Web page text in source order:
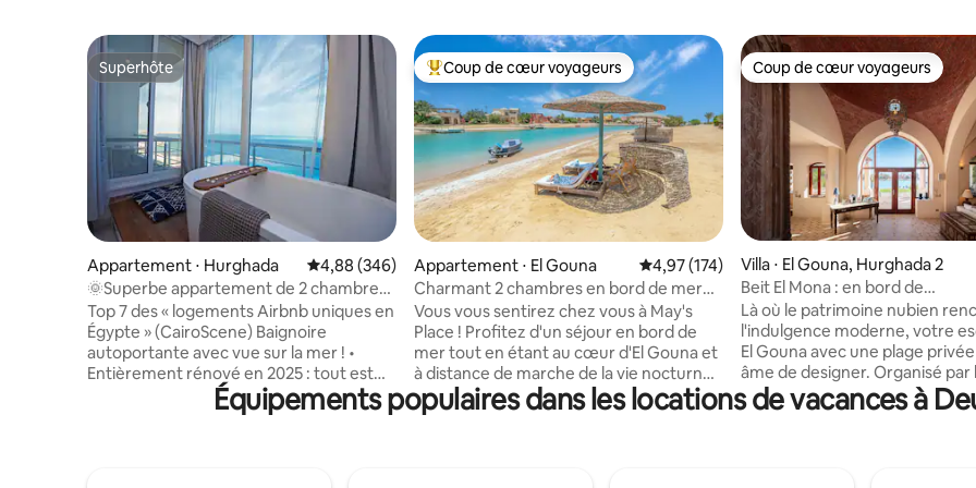
Superhôte
Superhôte
Appartement ⋅ Hurghada Évaluation moyenne sur la base de 346 commentaires : 4,88 sur 5
4,88 (346)
🌞Superbe appartement de 2 chambres
avec vue sur la mer dans le ❤️
d'Hurghada
Top 7 des « logements Airbnb uniques en
Égypte » (CairoScene) Baignoire
autoportante avec vue sur la mer ! •
Entièrement rénové en 2025 : tout est
neuf et élégant • Vue imprenable sur la
mer : depuis le balcon, le lit, le canapé, la
Coups de cœur voyageurs les plus appréciés
Coup de cœur voyageurs
Appartement ⋅ El Gouna Évaluation moyenne sur la base de 174
4,97 (174)
Charmant 2 chambres en bord de mer
dans le centre de Gouna
Vous vous sentirez chez vous à May's
Place ! Profitez d'un séjour en bord de
mer tout en étant au cœur d'El Gouna et
à distance de marche de la vie nocturne
animée et des restaurants.
L'appartement confortable de 2 lits et
Coup de cœur voyageurs
Coup de cœur voyageurs
Villa ⋅ El Gouna, Hurghada 2
Beit El Mona : en bord de
mer | Nesty Hospitality
Là où le patrimoine nubien
l'indulgence moderne, votre
El Gouna avec une plage
âme de designer. Organisé par le célèbre
architecte d'intérieur égyptien
Mona Hussein, cette villa
Équipements populaires dans les locations de vacances à